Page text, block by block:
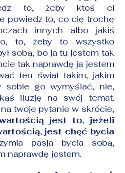
to, żeby ktoś ci
powiedz to, co cię trochę
innych albo jakiś
to, żeby to wszystko
sobą, bo ja tu jestem tak
tak naprawdę ja jestem
ten świat takim, jakim
sobie go wymyślać, nie,
iluzję na swój temat.
twoje pytanie w skrócie,
jest to, jeżeli
jest chęć bycia
pasja bycia sobą,
naprawdę jestem.